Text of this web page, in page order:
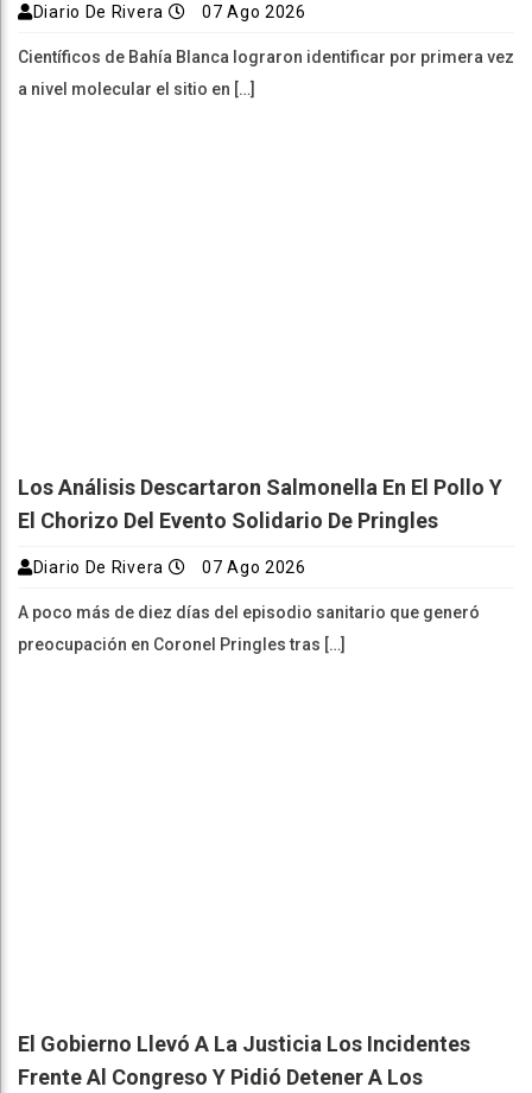
Diario De Rivera 07 Ago 2026
Científicos de Bahía Blanca lograron identificar por primera vez
a nivel molecular el sitio en […]
Los Análisis Descartaron Salmonella En El Pollo Y
El Chorizo Del Evento Solidario De Pringles
Diario De Rivera 07 Ago 2026
A poco más de diez días del episodio sanitario que generó
preocupación en Coronel Pringles tras […]
El Gobierno Llevó A La Justicia Los Incidentes
Frente Al Congreso Y Pidió Detener A Los